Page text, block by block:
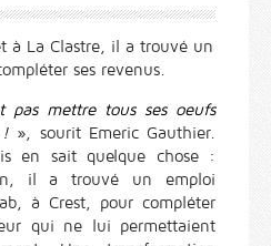
à La Clastre, il a trouvé un
ses revenus.
mettre tous ses oeufs
! », sourit Emeric Gauthier.
en sait quelque chose :
il a trouvé un emploi
à Crest, pour compléter
qui ne lui permettaient